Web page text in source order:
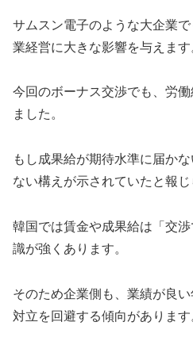
サムスン電子のような大企業
業経営に大きな影響を与えます
今回のボーナス交渉でも、労
ました。
もし成果給が期待水準に届か
ない構えが示されていたと報じ
韓国では賃金や成果給は「交
識が強くあります。
そのため企業側も、業績が良
対立を回避する傾向があります